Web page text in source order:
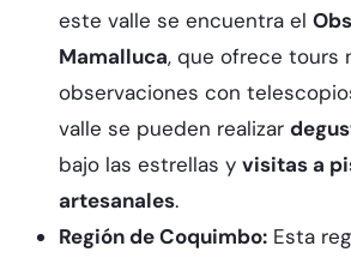
este valle se encuentra el
Mamalluca, que ofrece tours
observaciones con
valle se pueden realizar
bajo las estrellas y visitas a
artesanales.
Región de Coquimbo:Esta